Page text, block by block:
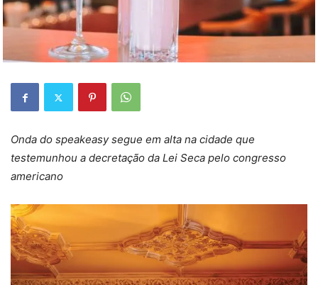
Onda do speakeasy segue em alta na cidade que
testemunhou a decretação da Lei Seca pelo congresso
americano